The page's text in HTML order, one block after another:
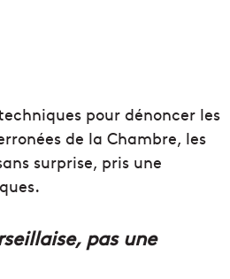
pour dénoncer les
de la Chambre, les
surprise, pris une
pas une